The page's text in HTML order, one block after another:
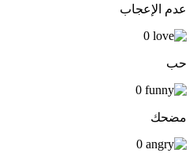
عدم الإعجاب
0
حب
0
مضحك
0